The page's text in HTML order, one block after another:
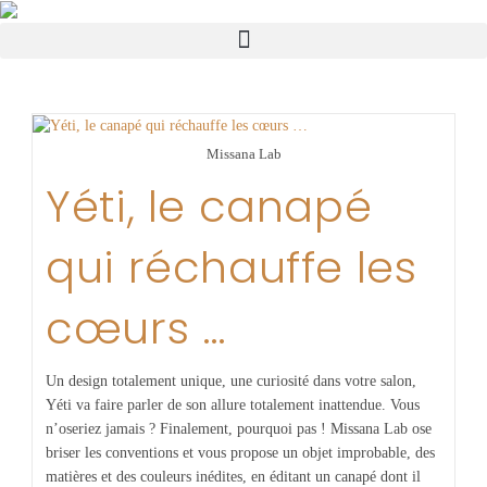
Missana Lab
Yéti, le canapé
qui réchauffe les
cœurs …
Un design totalement unique, une curiosité dans votre salon,
Yéti va faire parler de son allure totalement inattendue. Vous
n’oseriez jamais ? Finalement, pourquoi pas ! Missana Lab ose
briser les conventions et vous propose un objet improbable, des
matières et des couleurs inédites, en éditant un canapé dont il